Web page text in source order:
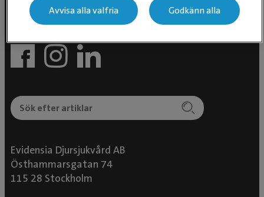
Följ oss i sociala medier
Evidensia Djursjukvård AB
Östhammarsgatan 74
115 28 Stockholm
Avvisa alla valfria Godkänn alla